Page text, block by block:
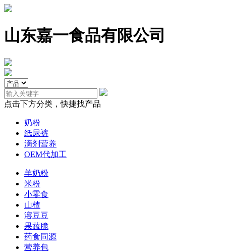
山东嘉一食品有限公司
点击下方分类，快捷找产品
奶粉
纸尿裤
滴剂营养
OEM代加工
羊奶粉
米粉
小零食
山楂
溶豆豆
果蔬脆
药食同源
营养包